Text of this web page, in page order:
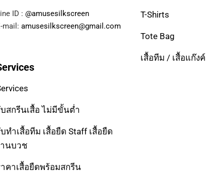
ID : @amusesilkscreen
mail: amusesilkscreen@gmail.com
สกรีนเสื้อ ไม่มีขั้นต่ำ
ทำเสื้อทีม เสื้อยืด Staff เสื้อยืด
นบวช
คาเสื้อยืดพร้อมสกรีน
T-Shirts
Tote Bag
เสื้อทีม / เสื้อแก๊งค์